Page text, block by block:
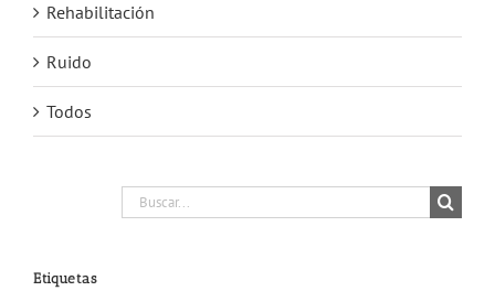
Rehabilitación
Ruido
Todos
Buscar:
Etiquetas